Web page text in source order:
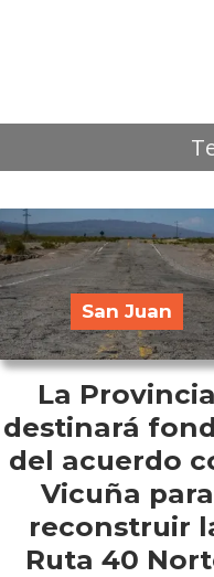
La Provincia
destinará
del acuerdo
Vicuña para
reconstruir
Ruta 40
San Juan